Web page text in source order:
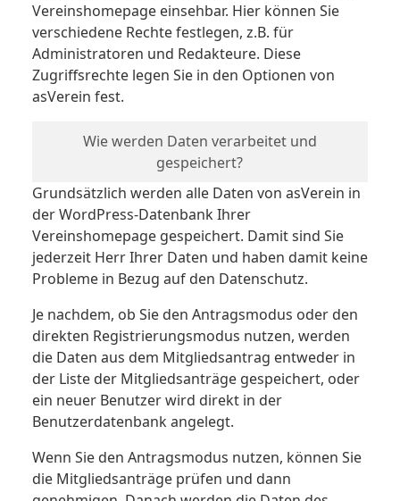
Vereinshomepage einsehbar. Hier können Sie
verschiedene Rechte festlegen, z.B. für
Administratoren und Redakteure. Diese
Zugriffsrechte legen Sie in den Optionen von
asVerein fest.
Wie werden Daten verarbeitet und
gespeichert?
Grundsätzlich werden alle Daten von asVerein in
der WordPress-Datenbank Ihrer
Vereinshomepage gespeichert. Damit sind Sie
jederzeit Herr Ihrer Daten und haben damit keine
Probleme in Bezug auf den Datenschutz.
Je nachdem, ob Sie den Antragsmodus oder den
direkten Registrierungsmodus nutzen, werden
die Daten aus dem Mitgliedsantrag entweder in
der Liste der Mitgliedsanträge gespeichert, oder
ein neuer Benutzer wird direkt in der
Benutzerdatenbank angelegt.
Wenn Sie den Antragsmodus nutzen, können Sie
die Mitgliedsanträge prüfen und dann